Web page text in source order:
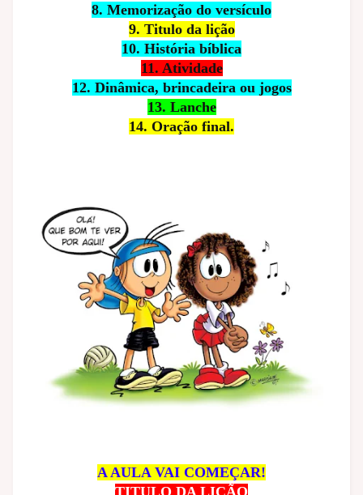
8. Memorização do versículo
9. Titulo da lição
10. História bíblica
11. Atividade
12. Dinâmica, brincadeira ou jogos
13. Lanche
14. Oração final.
A AULA VAI COMEÇAR!